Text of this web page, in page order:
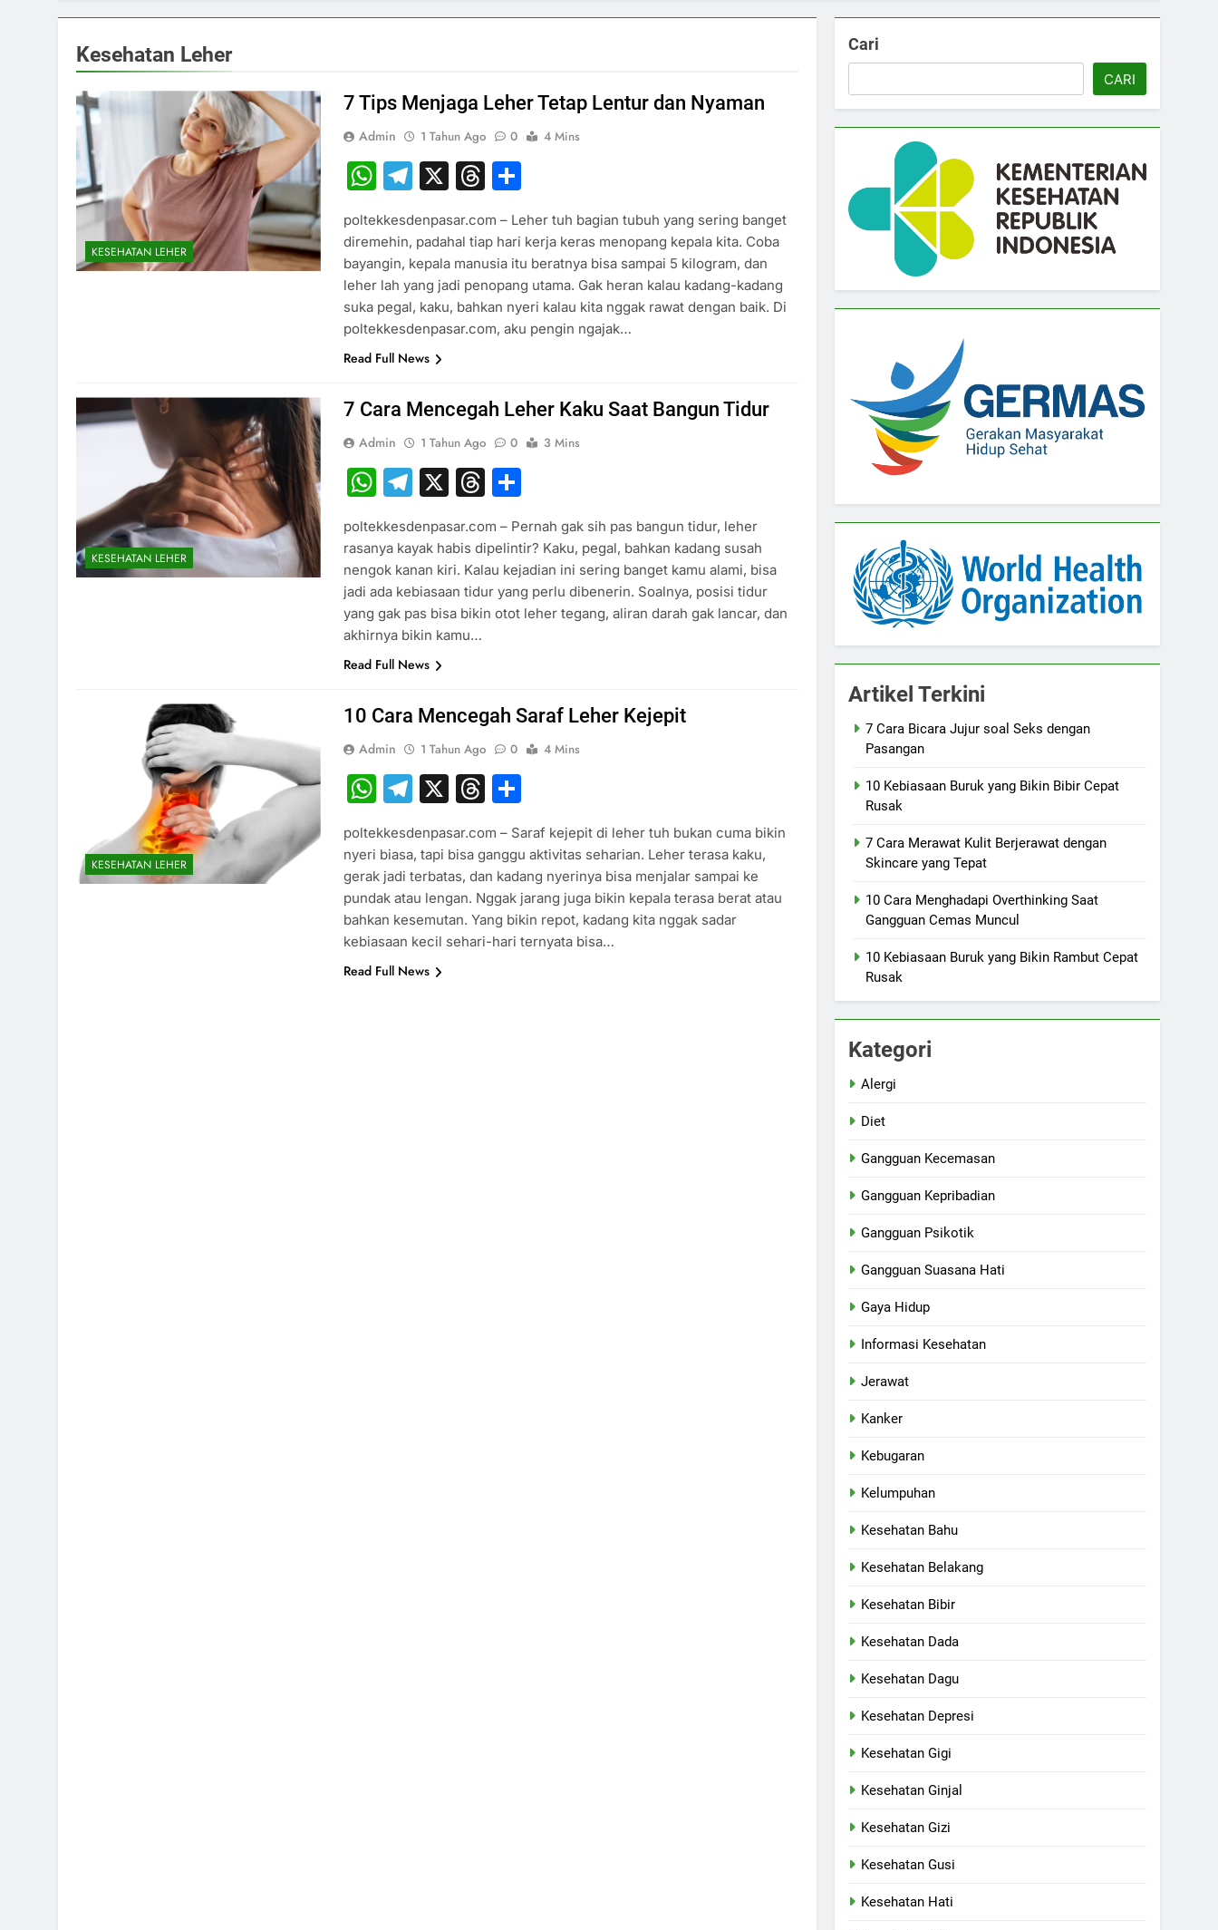
Kesehatan Leher
KESEHATAN LEHER
7 Tips Menjaga Leher Tetap Lentur dan Nyaman
Admin 1 Tahun Ago 0 4 Mins
WhatsApp
Telegram
X Threads
poltekkesdenpasar.com – Leher tuh bagian tubuh yang sering banget
diremehin, padahal tiap hari kerja keras menopang kepala kita. Coba
bayangin, kepala manusia itu beratnya bisa sampai 5 kilogram, dan
leher lah yang jadi penopang utama. Gak heran kalau kadang-kadang
suka pegal, kaku, bahkan nyeri kalau kita nggak rawat dengan baik. Di
poltekkesdenpasar.com, aku pengin ngajak…
Read Full News
KESEHATAN LEHER
7 Cara Mencegah Leher Kaku Saat Bangun Tidur
Admin 1 Tahun Ago 0 3 Mins
WhatsApp
Telegram
X Threads
poltekkesdenpasar.com – Pernah gak sih pas bangun tidur, leher
rasanya kayak habis dipelintir? Kaku, pegal, bahkan kadang susah
nengok kanan kiri. Kalau kejadian ini sering banget kamu alami, bisa
jadi ada kebiasaan tidur yang perlu dibenerin. Soalnya, posisi tidur
yang gak pas bisa bikin otot leher tegang, aliran darah gak lancar, dan
akhirnya bikin kamu…
Read Full News
KESEHATAN LEHER
10 Cara Mencegah Saraf Leher Kejepit
Admin 1 Tahun Ago 0 4 Mins
WhatsApp
Telegram
X Threads
poltekkesdenpasar.com – Saraf kejepit di leher tuh bukan cuma bikin
nyeri biasa, tapi bisa ganggu aktivitas seharian. Leher terasa kaku,
gerak jadi terbatas, dan kadang nyerinya bisa menjalar sampai ke
pundak atau lengan. Nggak jarang juga bikin kepala terasa berat atau
bahkan kesemutan. Yang bikin repot, kadang kita nggak sadar
kebiasaan kecil sehari-hari ternyata bisa…
Read Full News
Cari
CARI
Artikel Terkini
7 Cara Bicara Jujur soal Seks dengan
Pasangan
10 Kebiasaan Buruk yang Bikin Bibir Cepat
Rusak
7 Cara Merawat Kulit Berjerawat dengan
Skincare yang Tepat
10 Cara Menghadapi Overthinking Saat
Gangguan Cemas Muncul
10 Kebiasaan Buruk yang Bikin Rambut Cepat
Rusak
Kategori
Alergi
Diet
Gangguan Kecemasan
Gangguan Kepribadian
Gangguan Psikotik
Gangguan Suasana Hati
Gaya Hidup
Informasi Kesehatan
Jerawat
Kanker
Kebugaran
Kelumpuhan
Kesehatan Bahu
Kesehatan Belakang
Kesehatan Bibir
Kesehatan Dada
Kesehatan Dagu
Kesehatan Depresi
Kesehatan Gigi
Kesehatan Ginjal
Kesehatan Gizi
Kesehatan Gusi
Kesehatan Hati